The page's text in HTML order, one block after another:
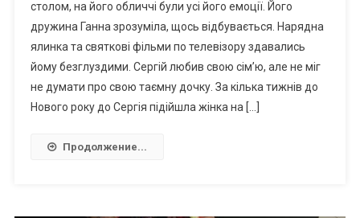
столом, на його обличчі були усі його емоції. Його
дружина Ганна зрозуміла, щось відбувається. Нарядна
ялинка та святкові фільми по телевізору здавались
йому безглуздими. Сергій любив свою сім’ю, але не міг
не думати про свою таємну дочку. За кілька тижнів до
Нового року до Сергія підійшла жінка на […]
Продолжение...